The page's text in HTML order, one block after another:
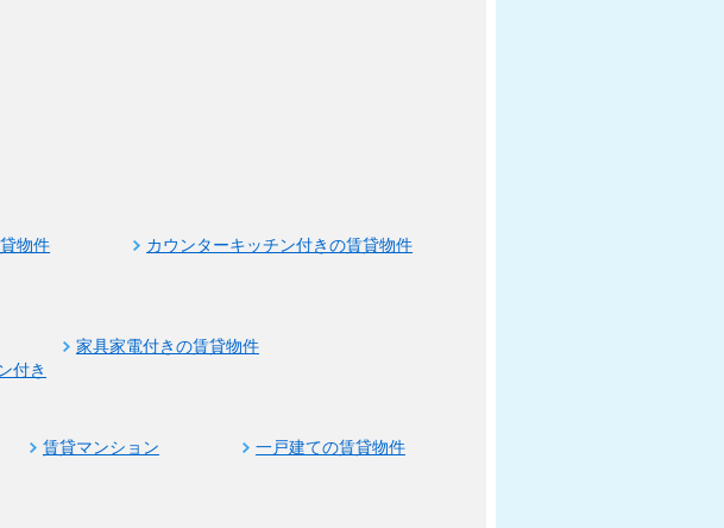
物件
カウンターキッチン付きの賃貸物件
家具家電付きの賃貸物件
付き
賃貸マンション
一戸建ての賃貸物件